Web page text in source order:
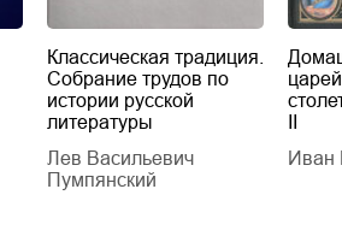
Классическая традиция.
Собрание трудов по
истории русской
литературы
Лев Васильевич
Пумпянский
Иван